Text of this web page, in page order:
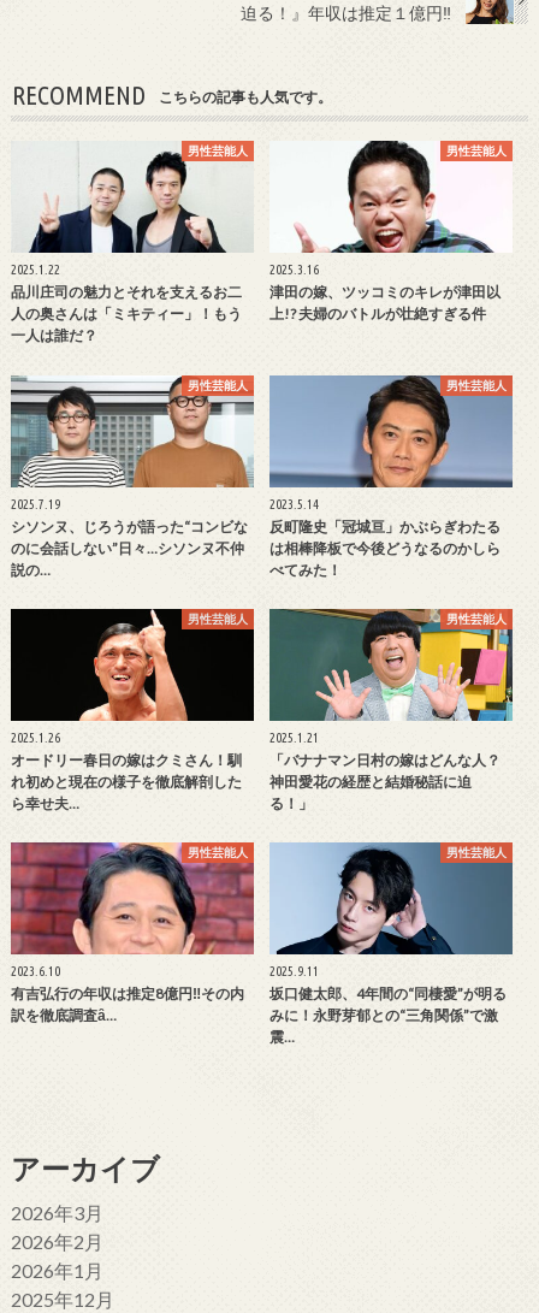
迫る！』年収は推定１億円‼
RECOMMEND こちらの記事も人気です。
男性芸能人
2025.1.22
品川庄司の魅力とそれを支えるお二
人の奥さんは「ミキティー」！もう
一人は誰だ？
男性芸能人
2025.3.16
津田の嫁、ツッコミのキレが津田以
上!? 夫婦のバトルが壮絶すぎる件
男性芸能人
2025.7.19
シソンヌ、じろうが語った“コンビな
のに会話しない”日々…シソンヌ不仲
説の…
男性芸能人
2023.5.14
反町隆史「冠城亘」かぶらぎわたる
は相棒降板で今後どうなるのかしら
べてみた！
男性芸能人
2025.1.26
オードリー春日の嫁はクミさん！馴
れ初めと現在の様子を徹底解剖した
ら幸せ夫…
男性芸能人
2025.1.21
「バナナマン日村の嫁はどんな人？
神田愛花の経歴と結婚秘話に迫
る！」
男性芸能人
2023.6.10
有吉弘行の年収は推定8億円‼その内
訳を徹底調査ȃ…
男性芸能人
2025.9.11
坂口健太郎、4年間の“同棲愛”が明る
みに！永野芽郁との“三角関係”で激
震…
アーカイブ
2026年3月
2026年2月
2026年1月
2025年12月